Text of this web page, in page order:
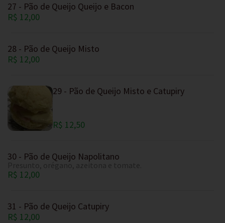
27 - Pão de Queijo Queijo e Bacon
R$ 12,00
28 - Pão de Queijo Misto
R$ 12,00
29 - Pão de Queijo Misto e Catupiry
R$ 12,50
30 - Pão de Queijo Napolitano
R$ 12,00
31 - Pão de Queijo Catupiry
R$ 12,00